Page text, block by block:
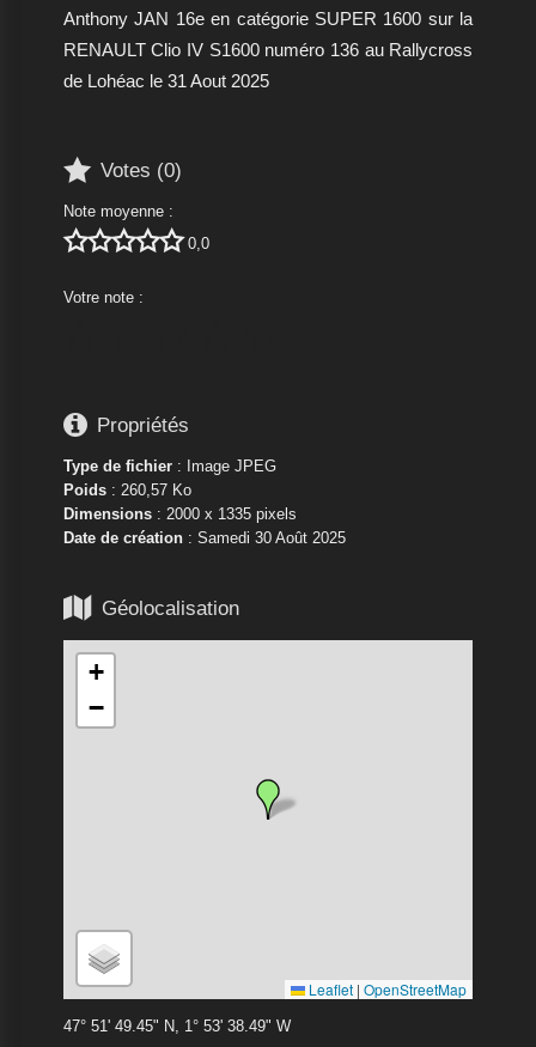
Anthony JAN 16e en catégorie SUPER 1600 sur la
RENAULT Clio IV S1600 numéro 136 au Rallycross
de Lohéac le 31 Aout 2025
 Votes (0)
Note moyenne :
 0,0
Votre note :
 Propriétés
Type de fichier: Image JPEG
Poids: 260,57 Ko
Dimensions: 2000 x 1335 pixels
Date de création: Samedi 30 Août 2025
 Géolocalisation
+
−
Leaflet | OpenStreetMap
47° 51' 49.45" N, 1° 53' 38.49" W